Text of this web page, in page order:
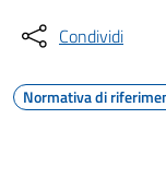
Condividi
Normativa di